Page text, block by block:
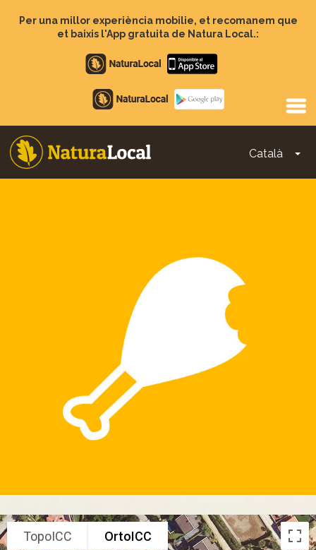
Per una millor experiència mobilie, et recomanem que
et baixis l'App gratuita de Natura Local.:
Apple
store
Google
Play
Català
Main
TopoICC OrtoICC